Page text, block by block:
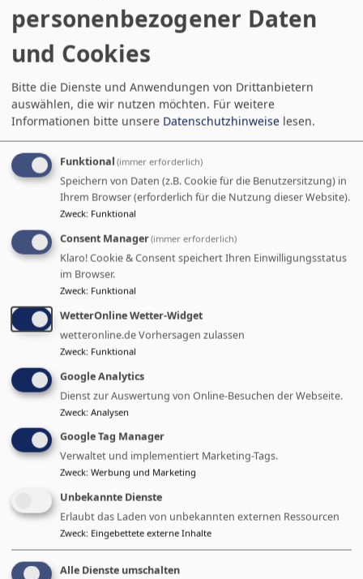
Mitteilungen
07.05.26
Grußwort zur Maikirmes
28.02.26
Seniorentag 2026 in Mittelstrimmig
25.01.26
Einladung zum Bürgertag
Termine
26.08.2026
personenbezogener Daten
und Cookies
Bitte die Dienste und Anwendungen von Drittanbietern
auswählen, die wir nutzen möchten. Für weitere
Informationen bitte unsere Datenschutzhinweise lesen.
Funktional (immer erforderlich)
Speichern von Daten (z.B. Cookie für die Benutzersitzung) in
Ihrem Browser (erforderlich für die Nutzung dieser Website).
Zweck: Funktional
Consent Manager(immer erforderlich)
Klaro! Cookie & Consent speichert Ihren Einwilligungsstatus
im Browser.
Zweck: Funktional
WetterOnline Wetter-Widget
wetteronline.de Vorhersagen zulassen
Zweck: Funktional
Google Analytics
Dienst zur Auswertung von Online-Besuchen der Webseite.
Zweck: Analysen
Google Tag Manager
Verwaltet und implementiert Marketing-Tags.
Zweck: Werbung und Marketing
Unbekannte Dienste
Erlaubt das Laden von unbekannten externen Ressourcen
Zweck: Eingebettete externe Inhalte
Alle Dienste umschalten